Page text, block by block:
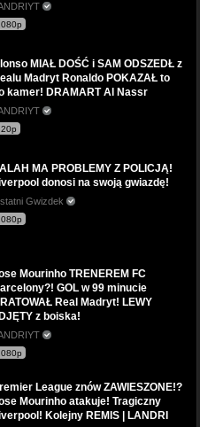
MIAŁ DOŚĆ i SAM ODSZEDŁ z
Madryt Ronaldo POKAZAŁ to
kamer! DRAMART Al Nassr
MA PROBLEMY Z POLICJĄ!
donosi na swoją gwiazdę!
Gwizdek
Mourinho TRENEREM FC
GOL w 99 minucie
Real Madryt! LEWY
z boiska!
League znów ZAWIESZONE!?
Mourinho atakuje! Tragiczny
Kolejny REMIS | LANDRI